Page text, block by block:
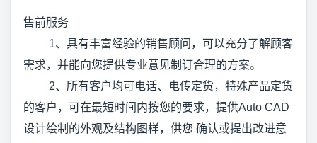
售前服务
1、具有丰富经验的销售顾问，可以充分了解顾客
需求，并能向您提供专业意见制订合理的方案。
2、所有客户均可电话、电传定货，特殊产品定货
的客户，可在最短时间内按您的要求，提供Auto CAD
设计绘制的外观及结构图样，供您 确认或提出改进意